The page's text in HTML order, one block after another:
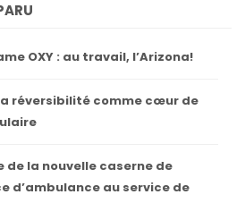
OXY : au travail, l’Arizona!
la réversibilité comme cœur de
de la nouvelle caserne de
d’ambulance au service de